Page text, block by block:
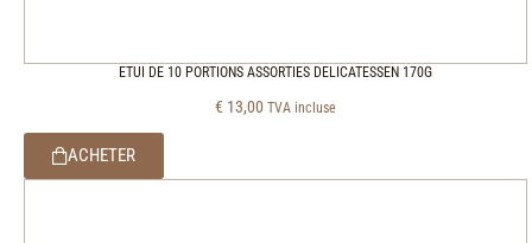
ETUI DE 10 PORTIONS ASSORTIES DELICATESSEN 170G
€ 13,00 TVA incluse
ACHETER